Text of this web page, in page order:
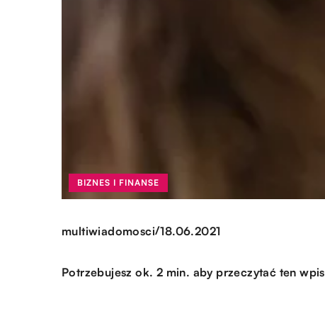
BIZNES I FINANSE
multiwiadomosci/18.06.2021
Potrzebujesz ok. 2 min. aby przeczytać ten wpis